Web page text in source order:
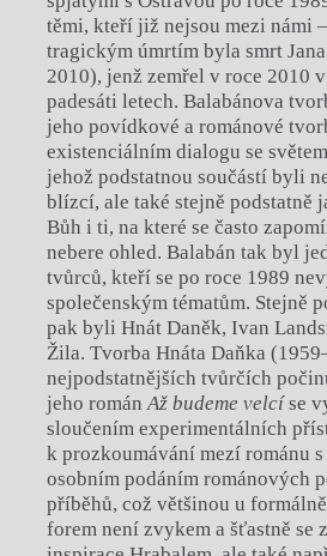
těmi, kteří již nejsou mezi
tragickým úmrtím byla smrt
2010), jenž zemřel v roce 2010
padesáti letech. Balabánova
jeho povídkové a románové
existenciálním dialogu se
jehož podstatnou součástí byli
blízcí, ale také stejně podstatně
Bůh i ti, na které se často
nebere ohled. Balabán tak byl
tvůrců, kteří se po roce 1989
společenským tématům. Stejně
pak byli Hnát Daněk, Ivan
Žila. Tvorba Hnáta Daňka
nejpodstatnějších tvůrčích
jeho román Až budeme velcíse
sloučením experimentálních
k prozkoumávání mezí románu
osobním podáním románových
příběhů, což většinou u
forem není zvykem a šťastně se